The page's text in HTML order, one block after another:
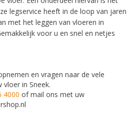
legservice heeft in de loop van jaren
met het leggen van vloeren in
voor u en snel en netjes
en vragen naar de vele
vloer in Sneek.
4000 of mail ons met uw